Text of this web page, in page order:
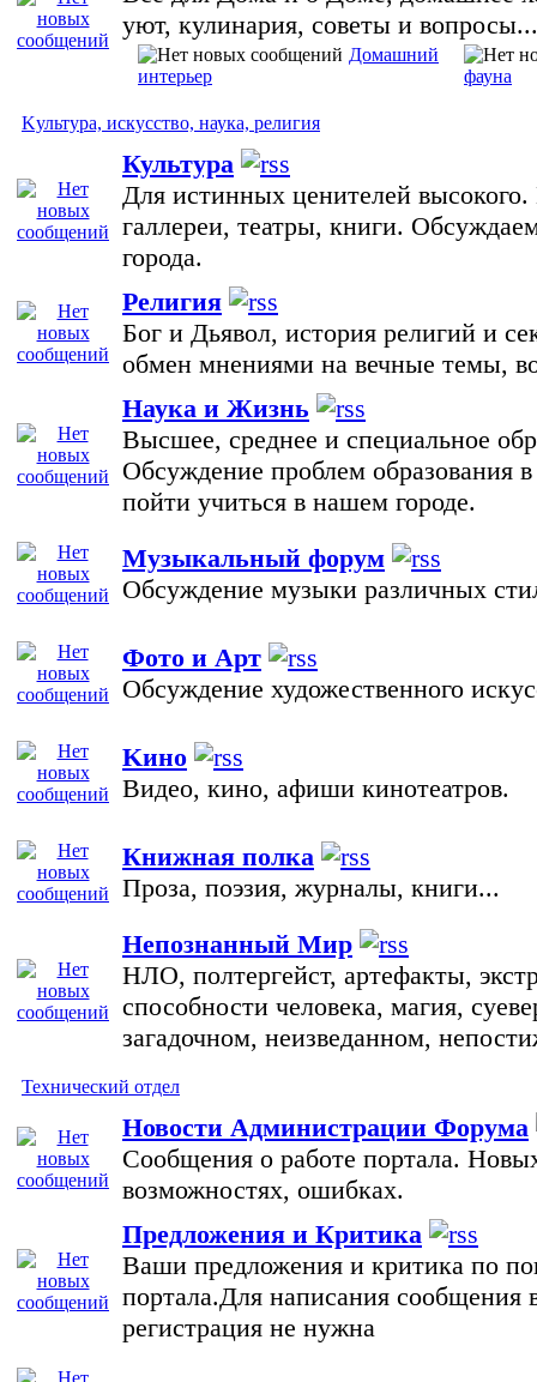
уют, кулинария, советы и вопросы...
Домашний
интерьер
фауна
Kультура, искусство, наука, религия
Культура
Для истинных ценителей
галлереи, театры, книги.
города.
Религия
Бог и Дьявол, история религий и
обмен мнениями на вечные темы,
Наука и Жизнь
Высшее, среднее и специальное
Обсуждение проблем образования
пойти учиться в нашем городе.
Музыкальный форум
Обсуждение музыки различных
Фото и Арт
Обсуждение художественного
Kино
Видео, кино, афиши кинотеатров.
Книжная полка
Проза, поэзия, журналы, книги...
Непознанный Мир
НЛО, полтергейст, артефакты,
способности человека, магия,
загадочном, неизведанном,
Технический отдел
Новости Администрации Форума
Сообщения о работе портала.
возможностях, ошибках.
Предложения и Критика
Ваши предложения и критика по
портала.Для написания сообщения
регистрация не нужна